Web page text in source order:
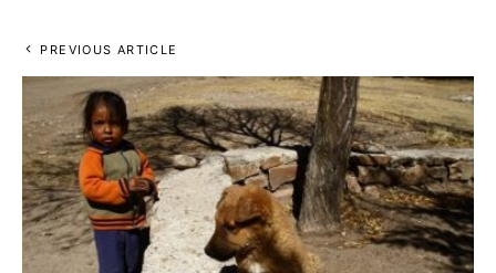
PREVIOUS ARTICLE